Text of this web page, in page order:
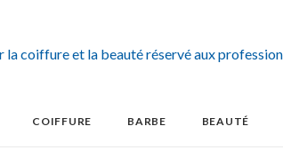
la coiffure et la beauté réservé aux
COIFFURE BARBE BEAUTÉ